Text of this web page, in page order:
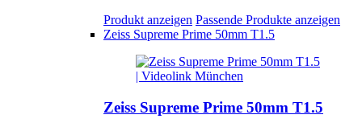
Produkt anzeigen Passende Produkte anzeigen
Zeiss Supreme Prime 50mm T1.5
Zeiss Supreme Prime 50mm T1.5